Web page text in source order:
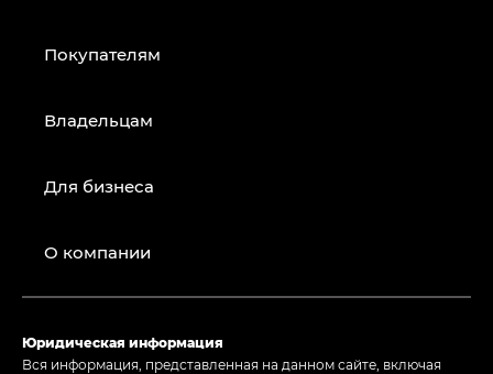
Покупателям
Владельцам
Для бизнеса
О компании
Юридическая информация
Вся информация, представленная на данном сайте, включая